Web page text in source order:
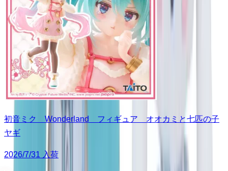
初音ミク Wonderland フィギュア オオカミと七匹の子
ヤギ
2026/7/31 入荷